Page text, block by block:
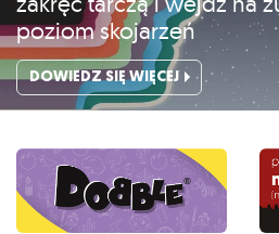
poziom skojarzeń
DOWIEDZ SIĘ WIĘCEJ